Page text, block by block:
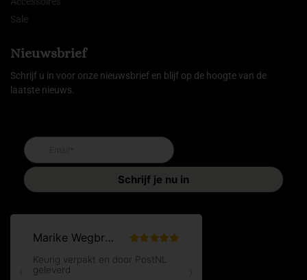
Sale
Nieuwsbrief
Schrijf u in voor onze nieuwsbrief en blijf op de hoogte van de
laatste nieuws.